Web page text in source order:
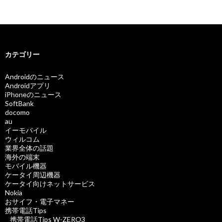
カテゴリー
Androidのニュース
Androidアプリ
iPhoneのニュース
SoftBank
docomo
au
イーモバイル
ウィルコム
業界全体の話題
海外の端末
モバイル機器
ケータイ周辺機器
ケータイ向けネットサービス
Nokia
おサイフ・電子マネー
携帯電話Tips
携帯電話Tips W-ZERO3